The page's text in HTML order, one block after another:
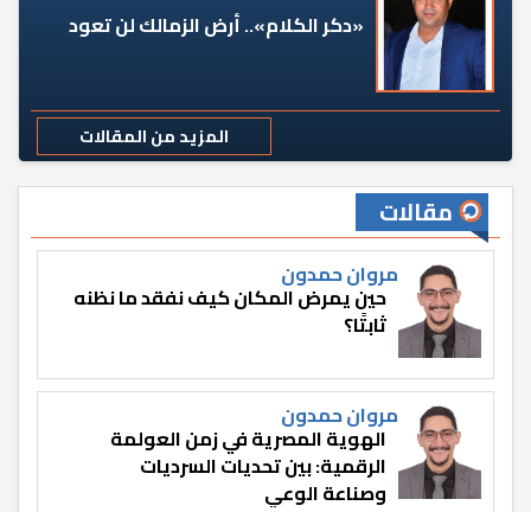
«دكر الكلام».. أرض الزمالك لن تعود
المزيد من المقالات
مقالات
مروان حمدون
حين يمرض المكان كيف نفقد ما نظنه
ثابتًا؟
مروان حمدون
الهوية المصرية في زمن العولمة
الرقمية: بين تحديات السرديات
وصناعة الوعي